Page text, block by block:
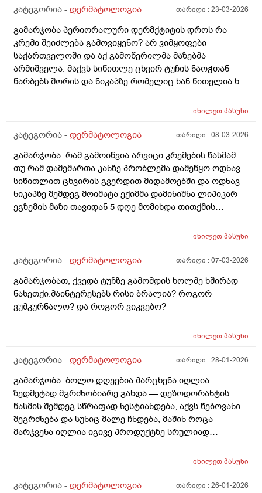
კატეგორია - დერმატოლოგია თარიღი :23-03-2026
გამარჯობა პერიორალური დერმქტიტის დროს რა
კრემი შეიძლება გამოვიყენო? არ ვიმყოფები
საქართველოში და აქ გამოწერილმა მაზებმა
არმიშველა. მაქვს სიწითლე ცხვირ ტუჩის ნაოჭთან
წარბებს შორის და ნიკაპზე რომელიც ხან წითელია ხან
მირჩიეთ რა მაზი შემიძლია გამოვიყენო. მადლობა
იხილეთპასუხი
კატეგორია - დერმატოლოგია თარიღი :08-03-2026
გამარჯობა. რამ გამოიწვია არვიცი კრემების წასმამ
თუ რამ დამემართა კანზე პრობლემა დამეწყო ოდნავ
სიწითლით ცხვირის გვერდით მიდამოებში და ოდნავ
ნიკაპზე შემდეგ მოიმატა ექიმმა დამინიშნა ლიპიკარ
ეგზემის მაზი თავიდან 5 დღე მომიხდა თითქმის
და დაემატა წარბებს შორის . გავაგრძელე ეს ეგზემია
არ ვისმევ მაგრამ კანი მაქვს საშინლად გამომშრალი
ზუსტად რა მჭირს მეშინია რაიმე კრემია წასმა რომ
უარესი არ დამემართოს რა შეიძლება გავაკეთო ?
იხილეთპასუხი
კატეგორია - დერმატოლოგია თარიღი :07-03-2026
გამარჯობათ, ქვედა ტუჩზე გამომდის ხოლმე ხშირად
ნახეთქი.მაინტერესებს რისი ბრალია? როგორ
ვუმკურნალო? და როგორ ვიკვებო?
იხილეთპასუხი
კატეგორია - დერმატოლოგია თარიღი :28-01-2026
გამარჯობა. ბოლო დღეებია მარცხენა იღლია
ზედმეტად მგრძნობიარე გახდა — დეზოდორანტის
წასმის შემდეგ სწრაფად ნესტიანდება, აქვს წებოვანი
შეგრძნება და სუნიც მალე ჩნდება, მაშინ როცა
მარჯვენა იღლია იგივე პროდუქტზე სრულიად
ტკივილი არ მაქვს, მაგრამ აშკარა ასიმეტრიაა
კანის გაღიზიანება, ოფლის ჯირკვლების აქტივობის
იხილეთპასუხი
კატეგორია - დერმატოლოგია თარიღი :26-01-2026